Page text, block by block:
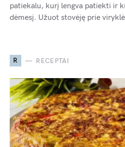
patiekalu, kurį lengva patiekti ir
dėmesį. Užuot stovėję prie
R RECEPTAI